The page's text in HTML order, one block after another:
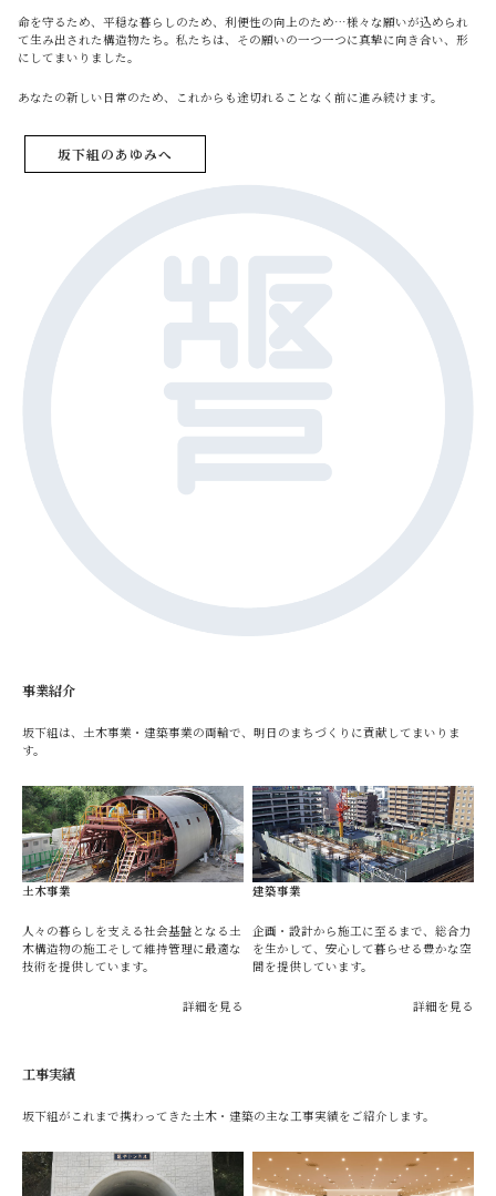
命を守るため、平穏な暮らしのため、利便性の向上のため…様々な願いが込められ
て生み出された構造物たち。私たちは、その願いの一つ一つに真摯に向き合い、形
にしてまいりました。
あなたの新しい日常のため、これからも途切れることなく前に進み続けます。
坂下組のあゆみへ
事業紹介
坂下組は、土木事業・建築事業の両輪で、明日のまちづくりに貢献してまいりま
す。
土木事業
人々の暮らしを支える社会基盤となる土
木構造物の施工そして維持管理に最適な
技術を提供しています。
詳細を見る
建築事業
企画・設計から施工に至るまで、総合力
を生かして、安心して暮らせる豊かな空
間を提供しています。
詳細を見る
工事実績
坂下組がこれまで携わってきた土木・建築の主な工事実績をご紹介します。